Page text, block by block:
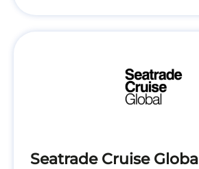
Seatrade Cruise Global